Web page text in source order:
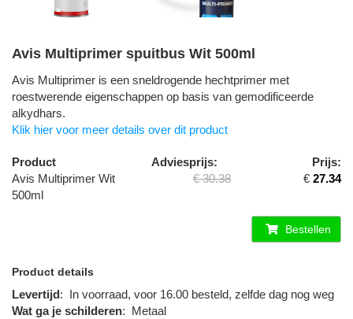
Avis Multiprimer spuitbus Wit 500ml
Avis Multiprimer is een sneldrogende hechtprimer met
roestwerende eigenschappen op basis van gemodificeerde
alkydhars.
Klik hier voor meer details over dit product
Product Adviesprijs:
Prijs:
Avis Multiprimer Wit
500ml
€ 30.38 € 27.34
Bestellen
Product details
Levertijd: In voorraad, voor 16.00 besteld, zelfde dag nog weg
Wat ga je schilderen: Metaal